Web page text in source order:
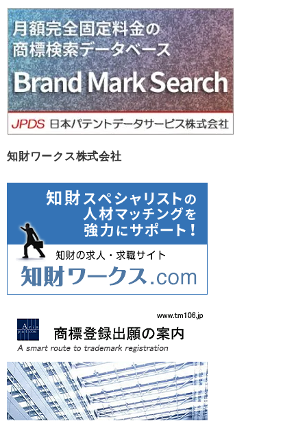
カ
イ
ブ
知財ワークス株式会社